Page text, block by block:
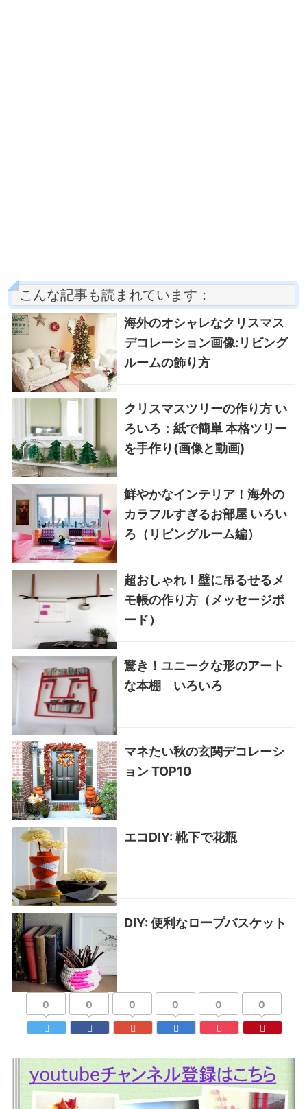
こんな記事も読まれています：
海外のオシャレなクリスマス
デコレーション画像:リビング
ルームの飾り方
クリスマスツリーの作り方 い
ろいろ：紙で簡単 本格ツリー
を手作り(画像と動画)
鮮やかなインテリア！海外の
カラフルすぎるお部屋 いろい
ろ（リビングルーム編）
超おしゃれ！壁に吊るせるメ
モ帳の作り方（メッセージボ
ード）
驚き！ユニークな形のアート
な本棚 いろいろ
マネたい秋の玄関デコレーシ
ョン TOP10
エコDIY: 靴下で花瓶
DIY: 便利なロープバスケット
0 0 0 0 0 0